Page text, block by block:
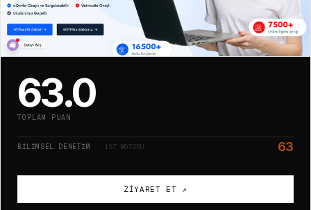
63.0
TOPLAM PUAN
BILIMSEL DENETIM · 1ST MOTORU 63
ZIYARET ET ↗